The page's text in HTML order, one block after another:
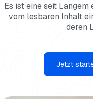
Es ist eine seit Langem
vom lesbaren Inhalt
deren
Jetzt